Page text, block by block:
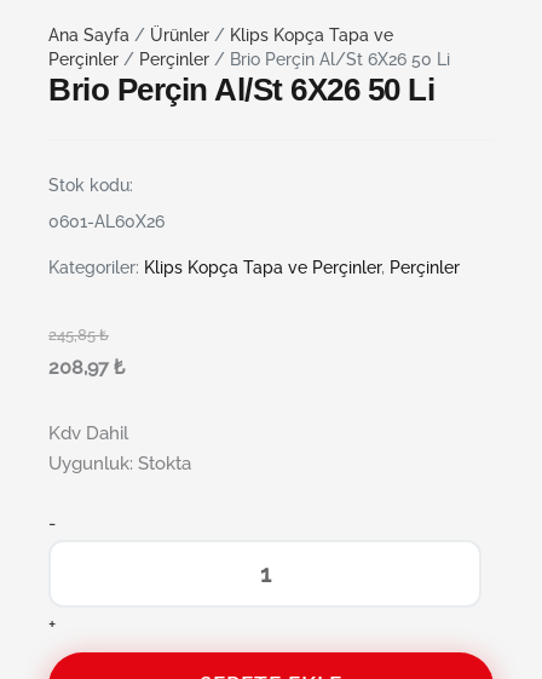
Ana Sayfa / Ürünler / Klips Kopça Tapa ve
Perçinler / Perçinler / Brio Perçin Al/St 6X26 50 Li
Brio Perçin Al/St 6X26 50 Li
Stok kodu:
0601-AL60X26
Kategoriler: Klips Kopça Tapa ve Perçinler, Perçinler
245,85₺
208,97 ₺
Kdv Dahil
Uygunluk: Stokta
-
+